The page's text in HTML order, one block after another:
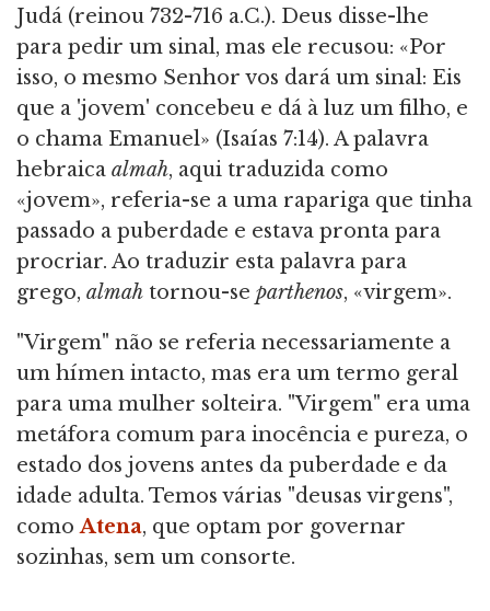
Judá (reinou 732-716 a.C.). Deus disse-lhe
para pedir um sinal, mas ele recusou: «Por
isso, o mesmo Senhor vos dará um sinal: Eis
que a 'jovem' concebeu e dá à luz um filho, e
o chama Emanuel» (Isaías 7:14). A palavra
hebraica almah, aqui traduzida como
«jovem», referia-se a uma rapariga que tinha
passado a puberdade e estava pronta para
procriar. Ao traduzir esta palavra para
grego, almah tornou-se parthenos, «virgem».
"Virgem" não se referia necessariamente a
um hímen intacto, mas era um termo geral
para uma mulher solteira. "Virgem" era uma
metáfora comum para inocência e pureza, o
estado dos jovens antes da puberdade e da
idade adulta. Temos várias "deusas virgens",
comoAtena, que optam por governar
sozinhas, sem um consorte.